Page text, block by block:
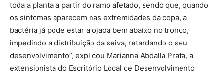
toda a planta a partir do ramo afetado, sendo que, quando
os sintomas aparecem nas extremidades da copa, a
bactéria já pode estar alojada bem abaixo no tronco,
impedindo a distribuição da seiva, retardando o seu
desenvolvimento”, explicou Marianna Abdalla Prata, a
extensionista do Escritório Local de Desenvolvimento